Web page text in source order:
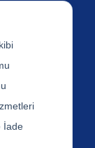
İade